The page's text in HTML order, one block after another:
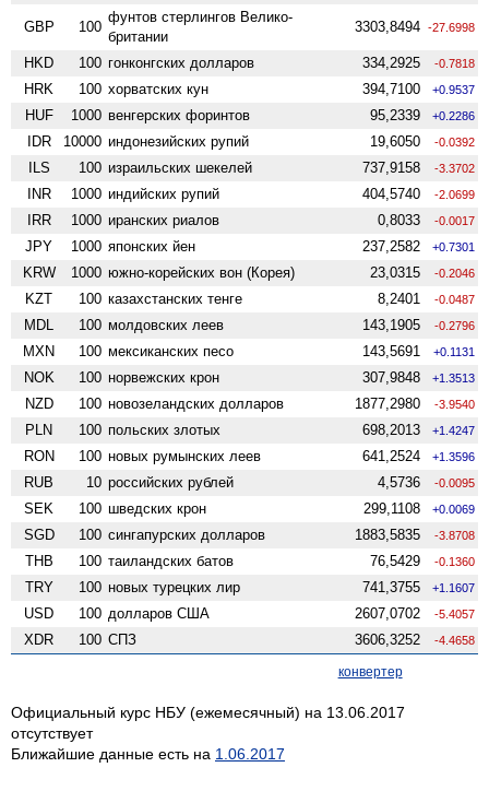
GBP 100
фунтов стерлингов Велико­
британии
3303,8494 -27.6998
HKD 100 гонконгских долларов 334,2925 -0.7818
HRK 100 хорватских кун 394,7100 +0.9537
HUF 1000 венгерских форинтов 95,2339 +0.2286
IDR 10000 индонезийских рупий 19,6050 -0.0392
ILS 100 израильских шекелей 737,9158 -3.3702
INR 1000 индийских рупий 404,5740 -2.0699
IRR 1000 иранских риалов 0,8033 -0.0017
JPY 1000 японских йен 237,2582 +0.7301
KRW 1000 южно-корейских вон (Корея) 23,0315 -0.2046
KZT 100 казахстанских тенге 8,2401 -0.0487
MDL 100 молдовских леев 143,1905 -0.2796
MXN 100 мексиканских песо 143,5691 +0.1131
NOK 100 норвежских крон 307,9848 +1.3513
NZD 100 ново­зеландских долларов 1877,2980 -3.9540
PLN 100 польских злотых 698,2013 +1.4247
RON 100 новых румынских леев 641,2524 +1.3596
RUB 10 российских рублей 4,5736 -0.0095
SEK 100 шведских крон 299,1108 +0.0069
SGD 100 сингапурских долларов 1883,5835 -3.8708
THB 100 таиландских батов 76,5429 -0.1360
TRY 100 новых турецких лир 741,3755 +1.1607
USD 100 долларов США 2607,0702 -5.4057
XDR 100 СПЗ 3606,3252 -4.4658
конвертер
Официальный курс НБУ (ежемесячный) на 13.06.2017
отсутствует
Ближайшие данные есть на 1.06.2017